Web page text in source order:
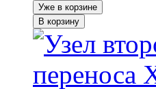
Уже в корзине
В корзину